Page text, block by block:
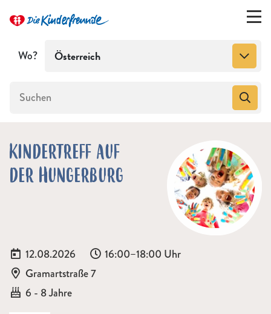
Wo? Österreich
KINDERTREFF AUF
DER HUNGERBURG
Datum:
12.08.2026 Uhrzeit:
16:00–18:00 Uhr
Ort:
Gramartstraße 7
Alter:
6 - 8 Jahre